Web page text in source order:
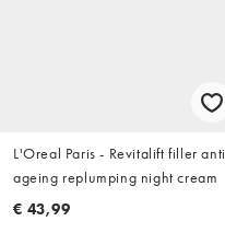
L'Oreal Paris - Revitalift filler anti
ageing replumping night cream
€ 43,99